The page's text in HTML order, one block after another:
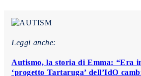
Leggi anche:
Autismo, la storia di Emma: “Era
‘progetto Tartaruga’ dell’IdO